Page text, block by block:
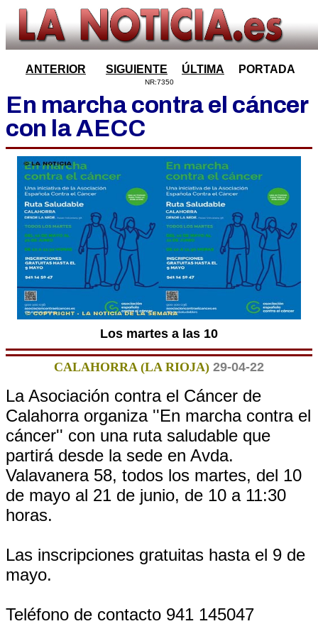
ANTERIOR SIGUIENTE ÚLTIMA PORTADA
NR:7350
En marcha contra el cáncer
con la AECC
Los martes a las 10
CALAHORRA (LA RIOJA) 29-04-22
La Asociación contra el Cáncer de
Calahorra organiza ''En marcha contra el
cáncer'' con una ruta saludable que
partirá desde la sede en Avda.
Valavanera 58, todos los martes, del 10
de mayo al 21 de junio, de 10 a 11:30
horas.
Las inscripciones gratuitas hasta el 9 de
mayo.
Teléfono de contacto 941 145047